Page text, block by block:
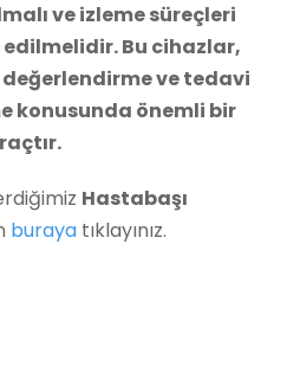
ve izleme süreçleri
Bu cihazlar,
ve tedavi
konusunda önemli bir
Hastabaşı
buraya tıklayınız.